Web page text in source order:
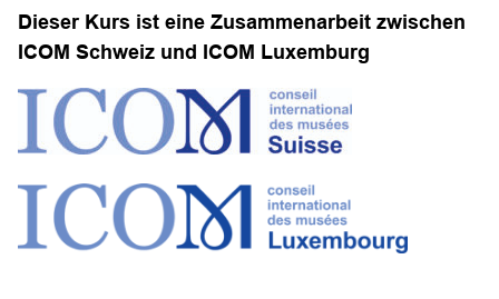
Dieser Kurs ist eine Zusammenarbeit zwischen
ICOM Schweiz und ICOM Luxemburg